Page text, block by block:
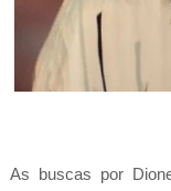
As buscas por